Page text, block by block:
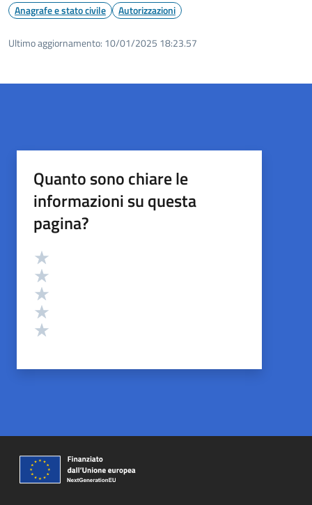
Anagrafe e stato civile Autorizzazioni
Ultimo aggiornamento: 10/01/2025 18:23.57
Quanto sono chiare le
informazioni su questa
pagina?
Valutazione